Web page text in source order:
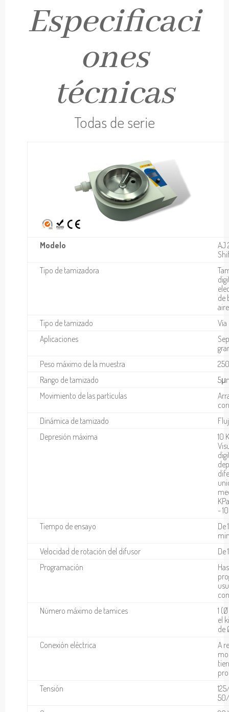
Especificaci
ones
técnicas
Todas de serie
Modelo
AJ
Tipo de tamizadora
de
Tipo de tamizado
Vía
Aplicaciones
Peso máximo de la muestra
Rango de tamizado
Movimiento de las partículas
Dinámica de tamizado
Depresión máxima
10
-
Tiempo de ensayo
De
Velocidad de rotación del difusor
De
Programación
Número máximo de tamices
1
el
de
Conexión eléctrica
A
Tensión